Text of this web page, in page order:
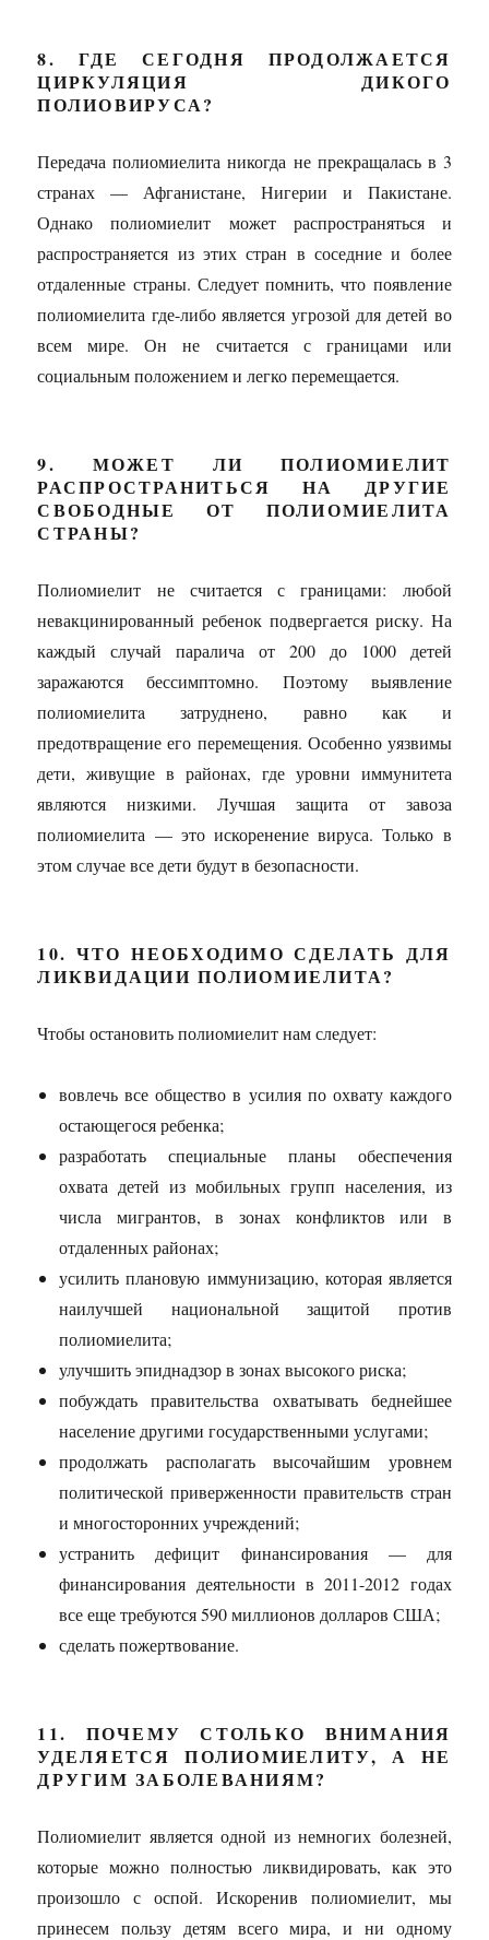
8. ГДЕ СЕГОДНЯ ПРОДОЛЖАЕТСЯ
ЦИРКУЛЯЦИЯ ДИКОГО
ПОЛИОВИРУСА?
Передача полиомиелита никогда не прекращалась в 3
странах — Афганистане, Нигерии и Пакистане.
Однако полиомиелит может распространяться и
распространяется из этих стран в соседние и более
отдаленные страны. Следует помнить, что появление
полиомиелита где-либо является угрозой для детей во
всем мире. Он не считается с границами или
социальным положением и легко перемещается.
9. МОЖЕТ ЛИ ПОЛИОМИЕЛИТ
РАСПРОСТРАНИТЬСЯ НА ДРУГИЕ
СВОБОДНЫЕ ОТ ПОЛИОМИЕЛИТА
СТРАНЫ?
Полиомиелит не считается с границами: любой
невакцинированный ребенок подвергается риску. На
каждый случай паралича от 200 до 1000 детей
заражаются бессимптомно. Поэтому выявление
полиомиелитa затруднено, равно как и
предотвращение его перемещения. Особенно уязвимы
дети, живущие в районах, где уровни иммунитета
являются низкими. Лучшая защита от завоза
полиомиелита — это искоренение вируса. Только в
этом случае все дети будут в безопасности.
10. ЧТО НЕОБХОДИМО СДЕЛАТЬ ДЛЯ
ЛИКВИДАЦИИ ПОЛИОМИЕЛИТА?
Чтобы остановить полиомиелит нам следует:
вовлечь все общество в усилия по охвату каждого
остающегося ребенка;
разработать специальные планы обеспечения
охвата детей из мобильных групп населения, из
числа мигрантов, в зонах конфликтов или в
отдаленных районах;
усилить плановую иммунизацию, которая является
наилучшей национальной защитой против
полиомиелита;
улучшить эпиднадзор в зонах высокого риска;
побуждать правительства охватывать беднейшее
население другими государственными услугами;
продолжать располагать высочайшим уровнем
политической приверженности правительств стран
и многосторонних учреждений;
устранить дефицит финансирования — для
финансирования деятельности в 2011-2012 годах
все еще требуются 590 миллионов долларов США;
сделать пожертвование.
11. ПОЧЕМУ СТОЛЬКО ВНИМАНИЯ
УДЕЛЯЕТСЯ ПОЛИОМИЕЛИТУ, А НЕ
ДРУГИМ ЗАБОЛЕВАНИЯМ?
Полиомиелит является одной из немногих болезней,
которые можно полностью ликвидировать, как это
произошло с оспой. Искоренив полиомиелит, мы
принесем пользу детям всего мира, и ни одному